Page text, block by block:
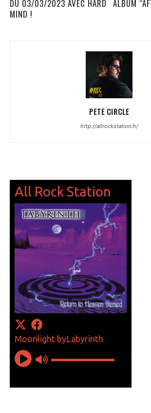
DU 03/03/2023 AVEC HARD
MIND !
ALBUM
PETE CIRCLE
http://allrockstation.fr/